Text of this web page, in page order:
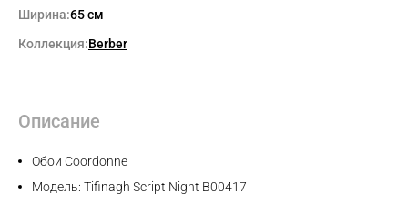
Ширина:65 см
Коллекция:Berber
Описание
Обои Coordonne
Модель: Tifinagh Script Night B00417